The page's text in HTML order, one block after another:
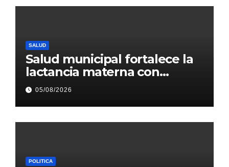
SALUD
Salud municipal fortalece la
lactancia materna con
acciones de promoción
sanitaria
05/08/2026
POLITICA